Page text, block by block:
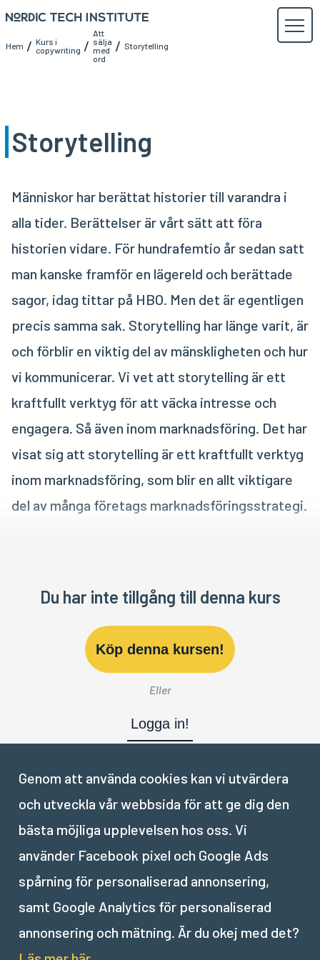
Hem / Kurs i
copywriting /
Att
sälja
med
ord
/ Storytelling
Storytelling
Människor har berättat historier till varandra i
alla tider. Berättelser är vårt sätt att föra
historien vidare. För hundrafemtio år sedan satt
man kanske framför en lägereld och berättade
sagor, idag tittar på HBO. Men det är egentligen
precis samma sak. Storytelling har länge varit, är
och förblir en viktig del av mänskligheten och hur
vi kommunicerar. Vi vet att storytelling är ett
kraftfullt verktyg för att väcka intresse och
engagera. Så även inom marknadsföring. Det har
visat sig att storytelling är ett kraftfullt verktyg
inom marknadsföring, som blir en allt viktigare
del av många företags marknadsföringsstrategi.
Du har inte tillgång till denna kurs
Köp denna kursen!
Eller
Logga in!
Nästa del:
III. Att sälja med ord
Genom att använda cookies kan vi utvärdera
och utveckla vår webbsida för att ge dig den
bästa möjliga upplevelsen hos oss. Vi
använder Facebook pixel och Google Ads
spårning för personaliserad annonsering,
samt Google Analytics för personaliserad
annonsering och mätning. Är du okej med det?